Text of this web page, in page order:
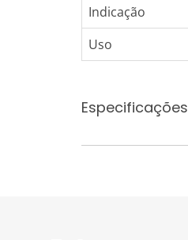
Indicação
Uso
Especificações